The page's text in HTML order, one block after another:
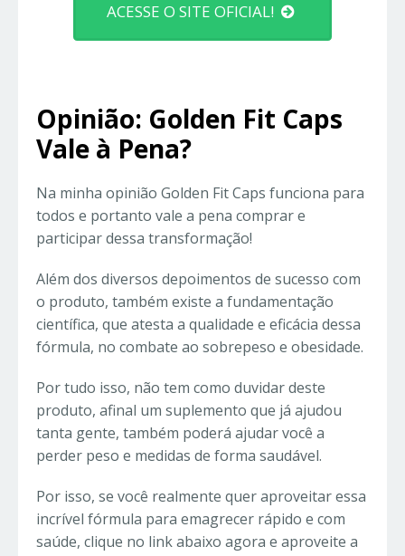
ACESSE O SITE OFICIAL!
Opinião: Golden Fit Caps
Vale à Pena?
Na minha opinião Golden Fit Caps funciona para
todos e portanto vale a pena comprar e
participar dessa transformação!
Além dos diversos depoimentos de sucesso com
o produto, também existe a fundamentação
científica, que atesta a qualidade e eficácia dessa
fórmula, no combate ao sobrepeso e obesidade.
Por tudo isso, não tem como duvidar deste
produto, afinal um suplemento que já ajudou
tanta gente, também poderá ajudar você a
perder peso e medidas de forma saudável.
Por isso, se você realmente quer aproveitar essa
incrível fórmula para emagrecer rápido e com
saúde, clique no link abaixo agora e aproveite a